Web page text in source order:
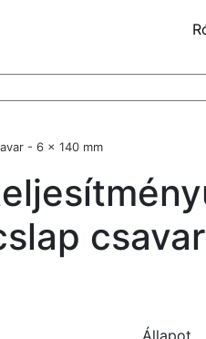
- 6 x 140 mm
Állapot